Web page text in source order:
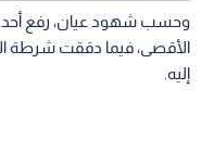
وحسب شهود عيان، رفع أحد
الأقصى، فيما دققت شرطة
إليه.